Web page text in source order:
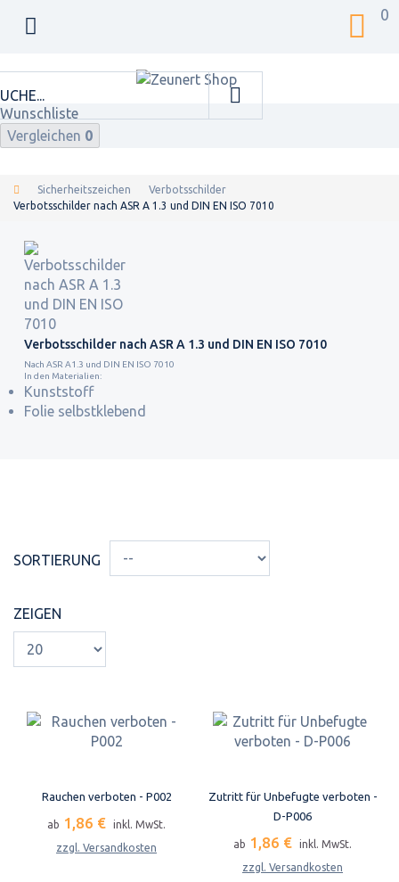
0
Wunschliste
Vergleichen 0
Sicherheitszeichen
Verbotsschilder
Verbotsschilder nach ASR A 1.3 und DIN EN ISO 7010
Verbotsschilder nach ASR A 1.3 und DIN EN ISO 7010
Nach ASR A1.3 und DIN EN ISO 7010
In den Materialien:
Kunststoff
Folie selbstklebend
SORTIERUNG
ZEIGEN
Rauchen verboten - P002
ab 1,86 €
inkl. MwSt.
zzgl. Versandkosten
Zutritt für Unbefugte verboten -
D-P006
ab 1,86 €
inkl. MwSt.
zzgl. Versandkosten